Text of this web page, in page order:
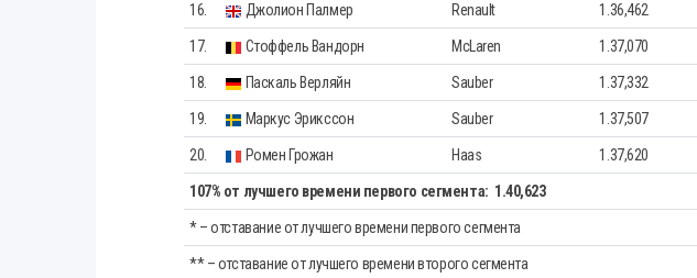
16. Джолион Палмер Renault 1.36,462
17. Стоффель Вандорн McLaren 1.37,070
18. Паскаль Верляйн Sauber 1.37,332
19. Маркус Эрикссон Sauber 1.37,507
20. Ромен Грожан Haas 1.37,620
107% от лучшего времени первого сегмента: 1.40,623
* – отставание от лучшего времени первого сегмента
** – отставание от лучшего времени второго сегмента